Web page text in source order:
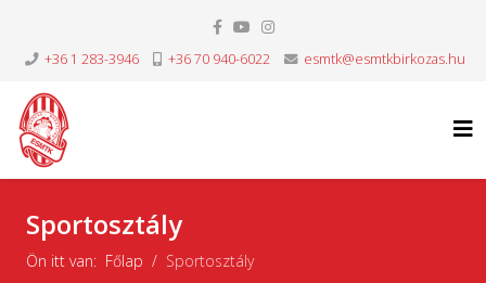
+36 1 283-3946 +36 70 940-6022 esmtk@esmtkbirkozas.hu
Sportosztály
Ön itt van: Főlap Sportosztály